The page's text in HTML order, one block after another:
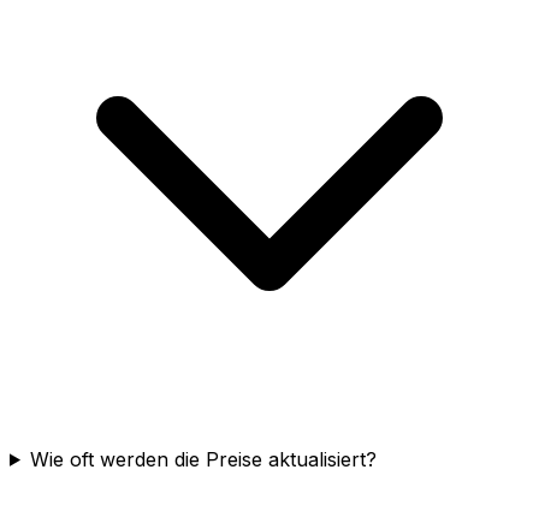
Wie oft werden die Preise aktualisiert?